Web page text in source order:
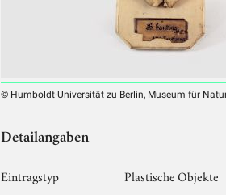
© Humboldt-Universität zu Berlin, Museum für
Detailangaben
Eintragstyp
Plastische Objekte